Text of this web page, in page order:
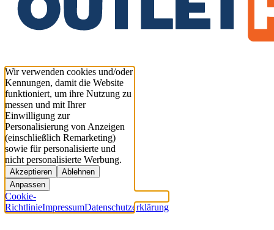
Wir verwenden cookies und/oder
Kennungen, damit die Website
funktioniert, um ihre Nutzung zu
messen und mit Ihrer
Einwilligung zur
Personalisierung von Anzeigen
(einschließlich Remarketing)
sowie für personalisierte und
nicht personalisierte Werbung.
Akzeptieren
Ablehnen
Anpassen
Cookie-
RichtlinieImpressumDatenschutzerklärung